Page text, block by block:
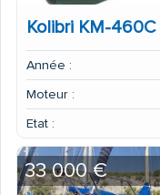
Kolibri KM-460C
Année :
Moteur :
Etat :
33 000 €